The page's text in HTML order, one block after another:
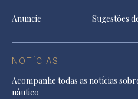
Anuncie
Sugestões
NOTÍCIAS
Acompanhe todas as notícias
náutico